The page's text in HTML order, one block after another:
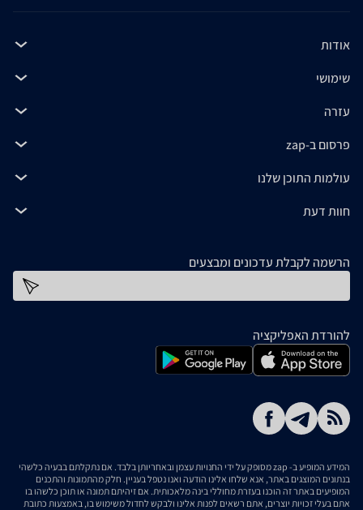
אודות
שימושי
עזרה
פרסום ב-zap
עולמות התוכן שלנו
חוות דעת
הרשמה לקבלת עדכונים ומבצעים
להורדת האפליקציה
המידע המופיע ב- zap מסופק על ידי החנויות עצמן ובאחריותן בלבד. אם נתקלתם בבעיה כלשהי
בנתונים המוצגים באתר, אנא שלחו אלינו הודעה ואנו נטפל בעניין. חלק מהתמונות והתכנים
המופיעים באתר זה הוכנו בעזרת מחוללי בינה מלאכותית. אם זיהיתם תמונה או תוכן כלשהו בו
אתם בעלי זכויות יוצרים, אתם רשאים לפנות אלינו ולבקש לחדול משימוש בו, באמצעות כתובת